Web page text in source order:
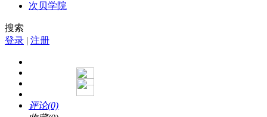
次贝学院
搜索
登录 | 注册
评论(0)